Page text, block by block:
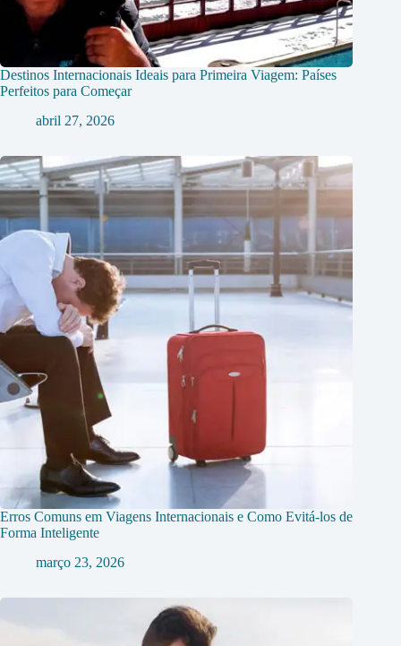
Destinos Internacionais Ideais para Primeira Viagem: Países
Perfeitos para Começar
abril 27, 2026
Erros Comuns em Viagens Internacionais e Como Evitá-los de
Forma Inteligente
março 23, 2026